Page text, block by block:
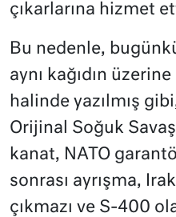
çıkarlarına hizmet
Bu nedenle,
aynı kağıdın
halinde yazılmış
Orijinal Soğuk
kanat, NATO
sonrası ayrışma,
çıkmazı ve S-400